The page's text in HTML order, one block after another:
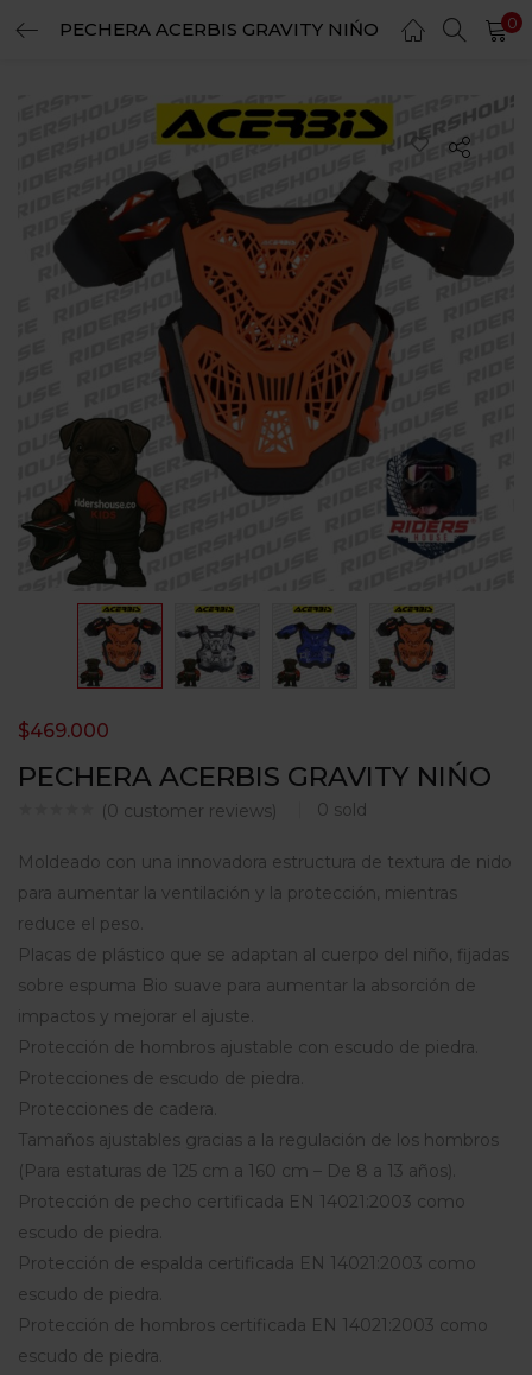
PECHERA ACERBIS GRAVITY NIŃO 0
PECHERA ACERBIS GRAVITY NIŃO
(0 customer reviews) 0 sold
$469.000
Moldeado con una innovadora estructura de textura de nido
para aumentar la ventilación y la protección, mientras
reduce el peso.
Placas de plástico que se adaptan al cuerpo del niño, fijadas
sobre espuma Bio suave para aumentar la absorción de
impactos y mejorar el ajuste.
Protección de hombros ajustable con escudo de piedra.
Protecciones de escudo de piedra.
Protecciones de cadera.
Tamaños ajustables gracias a la regulación de los hombros
(Para estaturas de 125 cm a 160 cm – De 8 a 13 años).
Protección de pecho certificada EN 14021:2003 como
escudo de piedra.
Protección de espalda certificada EN 14021:2003 como
escudo de piedra.
Protección de hombros certificada EN 14021:2003 como
escudo de piedra.
LOGIN REGISTER
Enter your username and password to login.
Remember me
Login
Lost password?